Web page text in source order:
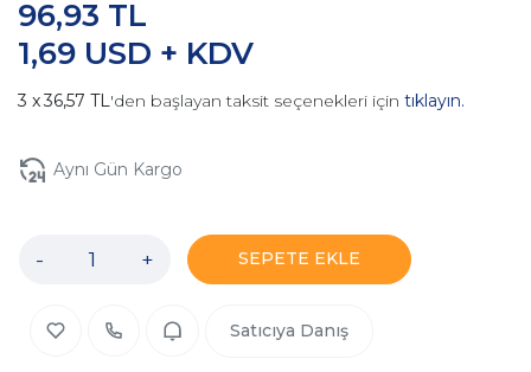
1,69 USD + KDV
96,93 TL
36,57 TL'den başlayan taksit seçenekleri için tıklayın.
Aynı Gün Kargo
- + SEPETE EKLE
Satıcıya Danış